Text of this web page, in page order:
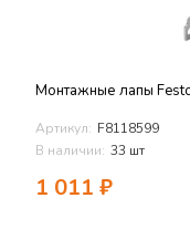
Монтажные лапы
Артикул: F8118599
В наличии: 33 шт
1 011 ₽